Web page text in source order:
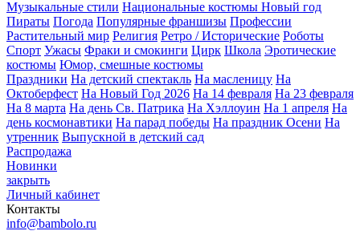
Музыкальные стили Национальные костюмы Новый год
Пираты Погода Популярные франшизы Профессии
Растительный мир Религия Ретро / Исторические Роботы
Спорт Ужасы Фраки и смокинги Цирк Школа Эротические
костюмы Юмор, смешные костюмы
Праздники На детский спектакль На масленицу На
Октоберфест На Новый Год 2026 На 14 февраля На 23 февраля
На 8 марта На день Св. Патрика На Хэллоуин На 1 апреля На
день космонавтики На парад победы На праздник Осени На
утренник Выпускной в детский сад
Распродажа
Новинки
закрыть
Личный кабинет
Контакты
info@bambolo.ru